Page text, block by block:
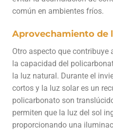
común en ambientes fríos.
Aprovechamiento de
Otro aspecto que contribuye
la capacidad del
la luz natural. Durante el
cortos y la luz solar es un
policarbonato son
permiten que la luz del sol
proporcionando una